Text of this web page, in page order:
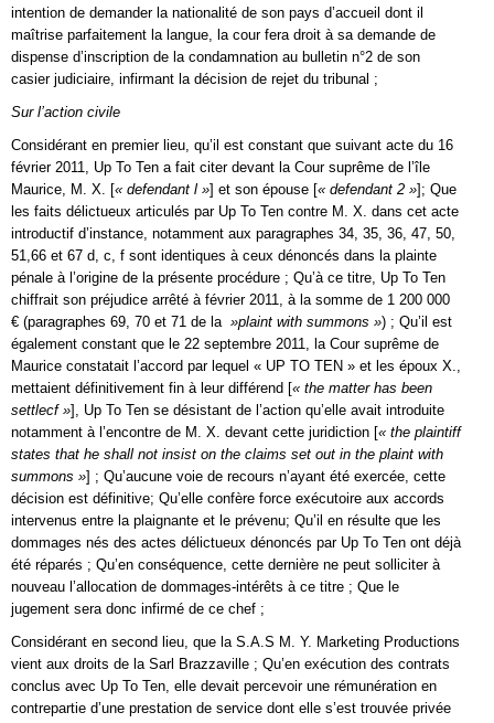
intention de demander la nationalité de son pays d’accueil dont il
maîtrise parfaitement la langue, la cour fera droit à sa demande de
dispense d’inscription de la condamnation au bulletin n°2 de son
casier judiciaire, infirmant la décision de rejet du tribunal ;
Sur l’action civile
Considérant en premier lieu, qu’il est constant que suivant acte du 16
février 2011, Up To Ten a fait citer devant la Cour suprême de l’île
Maurice, M. X. [« defendant l »] et son épouse [« defendant 2 »]; Que
les faits délictueux articulés par Up To Ten contre M. X. dans cet acte
introductif d’instance, notamment aux paragraphes 34, 35, 36, 47, 50,
51,66 et 67 d, c, f sont identiques à ceux dénoncés dans la plainte
pénale à l’origine de la présente procédure ; Qu’à ce titre, Up To Ten
chiffrait son préjudice arrêté à février 2011, à la somme de 1 200 000
€ (paragraphes 69, 70 et 71 de la »plaint with summons ») ; Qu’il est
également constant que le 22 septembre 2011, la Cour suprême de
Maurice constatait l’accord par lequel « UP TO TEN » et les époux X.,
mettaient définitivement fin à leur différend [« the matter has been
settlecf »], Up To Ten se désistant de l’action qu’elle avait introduite
notamment à l’encontre de M. X. devant cette juridiction [« the plaintiff
states that he shall not insist on the claims set out in the plaint with
summons »] ; Qu’aucune voie de recours n’ayant été exercée, cette
décision est définitive; Qu’elle confère force exécutoire aux accords
intervenus entre la plaignante et le prévenu; Qu’il en résulte que les
dommages nés des actes délictueux dénoncés par Up To Ten ont déjà
été réparés ; Qu’en conséquence, cette dernière ne peut solliciter à
nouveau l’allocation de dommages-intérêts à ce titre ; Que le
jugement sera donc infirmé de ce chef ;
Considérant en second lieu, que la S.A.S M. Y. Marketing Productions
vient aux droits de la Sarl Brazzaville ; Qu’en exécution des contrats
conclus avec Up To Ten, elle devait percevoir une rémunération en
contrepartie d’une prestation de service dont elle s’est trouvée privée